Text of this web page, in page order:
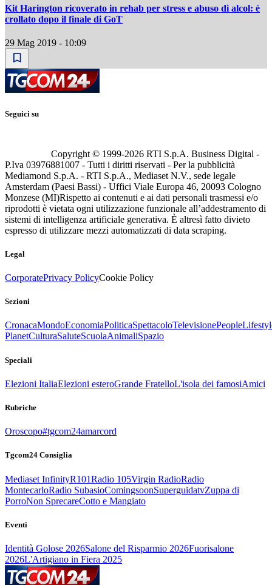
Kit Harington ricoverato in rehab per stress e abuso di alcol: è
crollato dopo il finale di GoT
29 Mag 2019 - 10:09
Seguici su
Copyright © 1999-2026 RTI S.p.A. Business Digital -
P.Iva 03976881007 - Tutti i diritti riservati - Per la pubblicità
Mediamond S.p.A. - RTI S.p.A., Mediaset N.V., sede legale
Amsterdam (Paesi Bassi) - Uffici Viale Europa 46, 20093 Cologno
Monzese (MI)Rispetto ai contenuti e ai dati personali trasmessi e/o
riprodotti è vietata ogni utilizzazione funzionale all’addestramento di
sistemi di intelligenza artificiale generativa. È altresì fatto divieto
espresso di utilizzare mezzi automatizzati di data scraping.
Legal
CorporatePrivacy PolicyCookie Policy
Sezioni
CronacaMondoEconomiaPoliticaSpettacoloTelevisionePeople
PlanetCulturaSaluteScuolaAnimaliSpazio
Speciali
Elezioni ItaliaElezioni esteroGrande FratelloL'isola dei famosiAmici
Rubriche
Oroscopo#tgcom24amarcord
Tgcom24 Consiglia
Mediaset InfinityR101Radio 105Virgin RadioRadio
MontecarloRadio SubasioComingsoonSuperguidatvZuppa di
PorroNon SprecareCotto e Mangiato
Eventi
Identità Golose 2026Salone del Risparmio 2026Fuorisalone
2026L'Artigiano in Fiera 2025